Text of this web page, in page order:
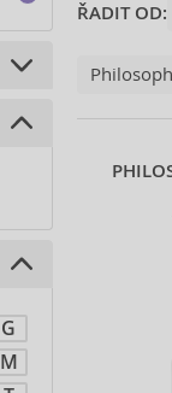
ŘADIT OD:
G
M